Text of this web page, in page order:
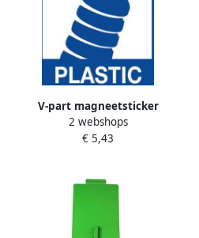
V-part magneetsticker
PLASTIC blauw
2 webshops
€ 5,43